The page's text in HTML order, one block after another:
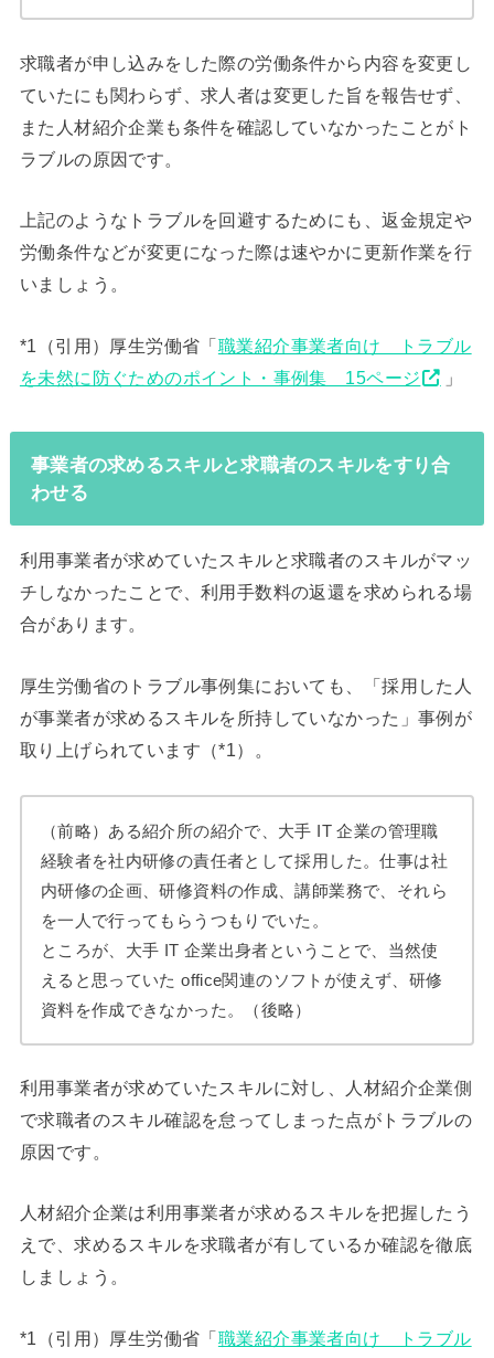
求職者が申し込みをした際の労働条件から内容を変更し
ていたにも関わらず、求人者は変更した旨を報告せず、
また人材紹介企業も条件を確認していなかったことがト
ラブルの原因です。
上記のようなトラブルを回避するためにも、返金規定や
労働条件などが変更になった際は速やかに更新作業を行
いましょう。
*1（引用）厚生労働省「職業紹介事業者向け トラブル
を未然に防ぐためのポイント・事例集 15ページ
」
事業者の求めるスキルと求職者のスキルをすり合
わせる
利用事業者が求めていたスキルと求職者のスキルがマッ
チしなかったことで、利用手数料の返還を求められる場
合があります。
厚生労働省のトラブル事例集においても、「採用した人
が事業者が求めるスキルを所持していなかった」事例が
取り上げられています（*1）。
（前略）ある紹介所の紹介で、大手 IT 企業の管理職
経験者を社内研修の責任者として採用した。仕事は社
内研修の企画、研修資料の作成、講師業務で、それら
を一人で行ってもらうつもりでいた。
ところが、大手 IT 企業出身者ということで、当然使
えると思っていた office関連のソフトが使えず、研修
資料を作成できなかった。（後略）
利用事業者が求めていたスキルに対し、人材紹介企業側
で求職者のスキル確認を怠ってしまった点がトラブルの
原因です。
人材紹介企業は利用事業者が求めるスキルを把握したう
えで、求めるスキルを求職者が有しているか確認を徹底
しましょう。
*1（引用）厚生労働省「職業紹介事業者向け トラブル